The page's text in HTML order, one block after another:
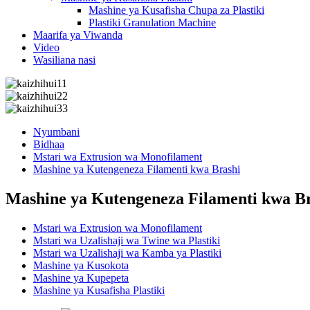
Mashine ya Kusafisha Chupa za Plastiki
Plastiki Granulation Machine
Maarifa ya Viwanda
Video
Wasiliana nasi
Nyumbani
Bidhaa
Mstari wa Extrusion wa Monofilament
Mashine ya Kutengeneza Filamenti kwa Brashi
Mashine ya Kutengeneza Filamenti kwa
Mstari wa Extrusion wa Monofilament
Mstari wa Uzalishaji wa Twine wa Plastiki
Mstari wa Uzalishaji wa Kamba ya Plastiki
Mashine ya Kusokota
Mashine ya Kupepeta
Mashine ya Kusafisha Plastiki